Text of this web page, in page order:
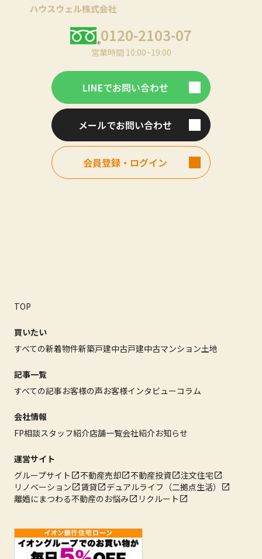
0120-2103-07
営業時間 10:00~19:00
LINEでお問い合わせ
メールでお問い合わせ
会員登録・ログイン
TOP
買いたい
すべての新着物件新築戸建中古戸建中古マンション土地
記事一覧
すべての記事お客様の声お客様インタビューコラム
会社情報
FP相談スタッフ紹介店舗一覧会社紹介お知らせ
運営サイト
グループサイト
不動産売却 不動産投資
注文住宅
リノベーション
賃貸
デュアルライフ（二拠点生活）
離婚にまつわる不動産のお悩み
リクルート